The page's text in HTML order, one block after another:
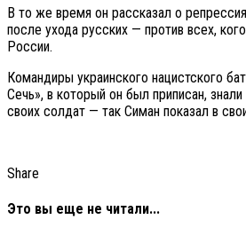
В то же время он рассказал о
после ухода русских — против всех,
России.
Командиры украинского нацистского
Сечь», в который он был приписан,
своих солдат — так Симан показал в
Share
Это вы еще не читали...